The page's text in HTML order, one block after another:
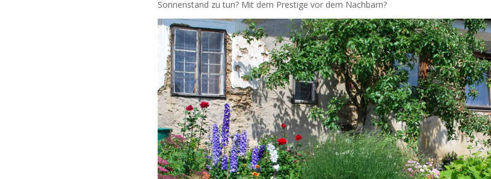
Sonnenstand zu tun? Mit dem Prestige vor dem Nachbarn?